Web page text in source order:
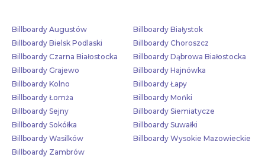
Billboardy Augustów
Billboardy Białystok
Billboardy Bielsk Podlaski
Billboardy Choroszcz
Billboardy Czarna Białostocka
Billboardy Dąbrowa Białostocka
Billboardy Grajewo
Billboardy Hajnówka
Billboardy Kolno
Billboardy Łapy
Billboardy Łomża
Billboardy Mońki
Billboardy Sejny
Billboardy Siemiatycze
Billboardy Sokółka
Billboardy Suwałki
Billboardy Wasilków
Billboardy Wysokie Mazowieckie
Billboardy Zambrów